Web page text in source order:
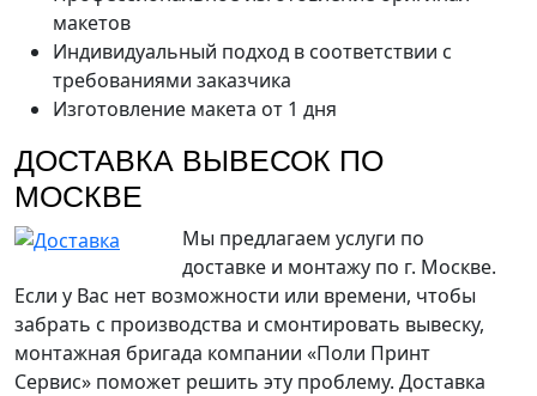
макетов
Индивидуальный подход в соответствии с
требованиями заказчика
Изготовление макета от 1 дня
ДОСТАВКА ВЫВЕСОК ПО
МОСКВЕ
Мы предлагаем услуги по
доставке и монтажу по г. Москве.
Если у Вас нет возможности или времени, чтобы
забрать с производства и смонтировать вывеску,
монтажная бригада компании «Поли Принт
Сервис» поможет решить эту проблему. Доставка